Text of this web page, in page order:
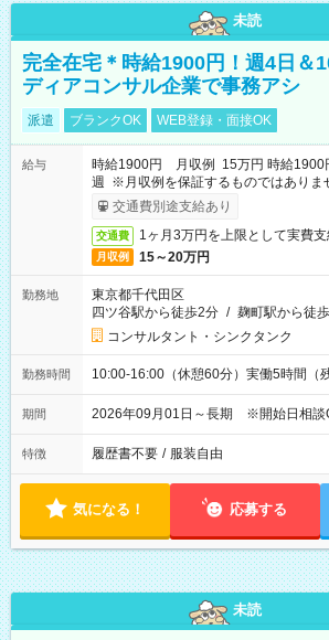
未読
完全在宅＊時給1900円！週4日＆
ディアコンサル企業で事務アシ
派遣 ブランクOK WEB登録・面接OK
給与
時給1900円 月収例 15万円 時給1900
週 ※月収例を保証するものではありま
ービス利用可（利用条件有）
交通費別途支給あり
交通費 1ヶ月3万円を上限として実費
月収例 15～20万円
勤務地
東京都千代田区
四ツ谷駅から徒歩2分 / 麹町駅から徒
コンサルタント・シンクタンク
勤務時間 10:00-16:00（休憩60分）実働5時間（
期間 2026年09月01日～長期 ※開始日相
特徴 履歴書不要 / 服装自由
気になる！ 応募する
未読